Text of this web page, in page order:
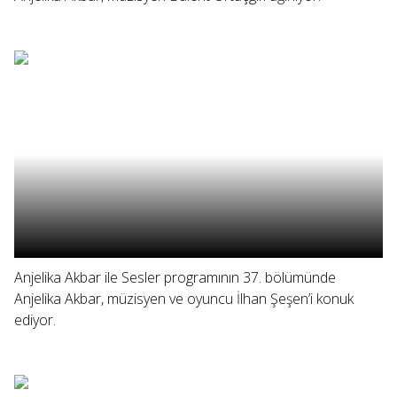
Anjelika Akbar ile Sesler programının 37. bölümünde
Anjelika Akbar, müzisyen ve oyuncu İlhan Şeşen’i konuk
ediyor.